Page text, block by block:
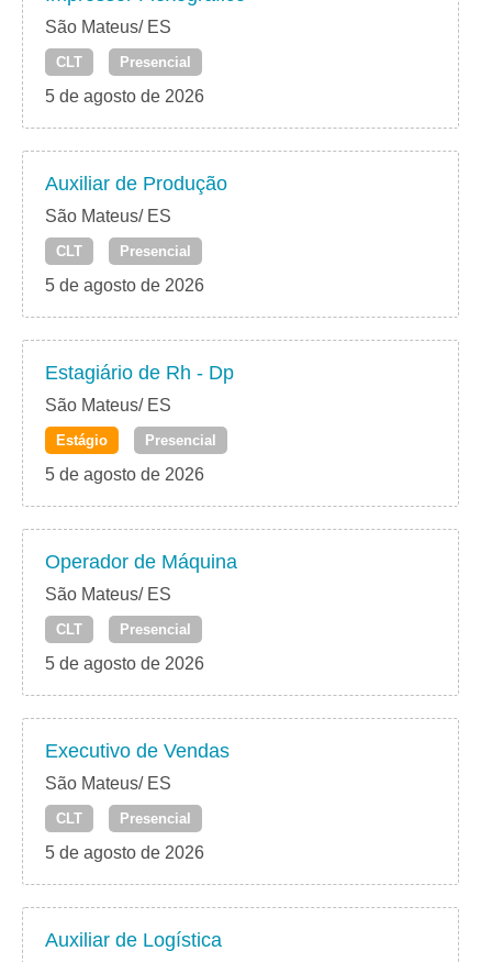
São Mateus/ ES
CLT Presencial
5 de agosto de 2026
Auxiliar de Produção
São Mateus/ ES
CLT Presencial
5 de agosto de 2026
Estagiário de Rh - Dp
São Mateus/ ES
Estágio Presencial
5 de agosto de 2026
Operador de Máquina
São Mateus/ ES
CLT Presencial
5 de agosto de 2026
Executivo de Vendas
São Mateus/ ES
CLT Presencial
5 de agosto de 2026
Auxiliar de Logística